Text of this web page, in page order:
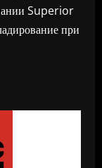
Superior
при